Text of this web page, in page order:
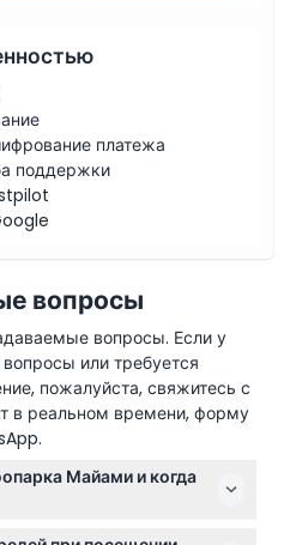
платежа
поддержки
вопросы
вопросы. Если у
или требуется
пожалуйста, свяжитесь с
в реальном времени, форму
Майами и когда
с 10:00 до 17:00,